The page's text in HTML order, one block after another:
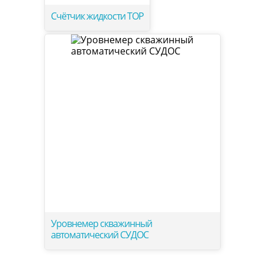
Счётчик жидкости ТОР
Уровнемер скважинный
автоматический СУДОС